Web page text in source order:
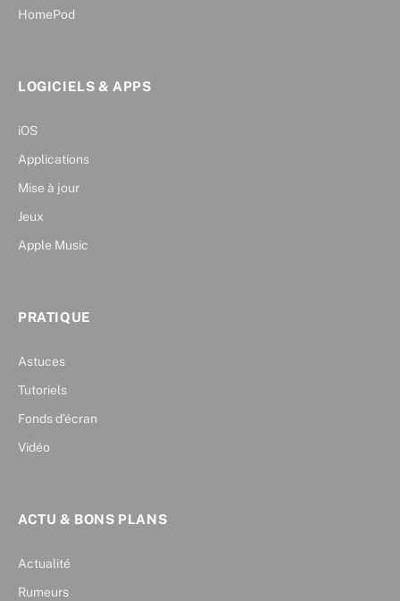
HomePod
LOGICIELS & APPS
iOS
Applications
Mise à jour
Jeux
Apple Music
PRATIQUE
Astuces
Tutoriels
Fonds d’écran
Vidéo
ACTU & BONS PLANS
Actualité
Rumeurs